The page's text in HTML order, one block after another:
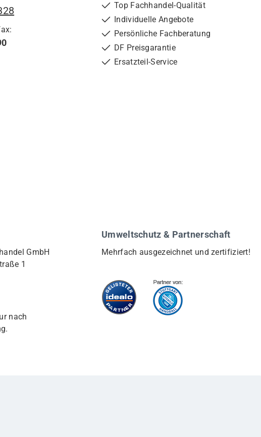
Top Fachhandel-Qualität
Individuelle Angebote
Persönliche Fachberatung
DF Preisgarantie
Ersatzteil-Service
GmbH
1
nach
Umweltschutz & Partnerschaft
Mehrfach ausgezeichnet und zertifiziert!